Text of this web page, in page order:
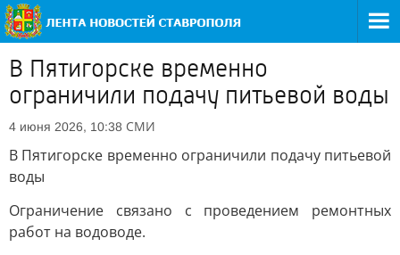
В Пятигорске временно
ограничили подачу питьевой воды
4 июня 2026, 10:38 СМИ
В Пятигорске временно ограничили подачу питьевой
воды
Ограничение связано с проведением ремонтных
работ на водоводе.